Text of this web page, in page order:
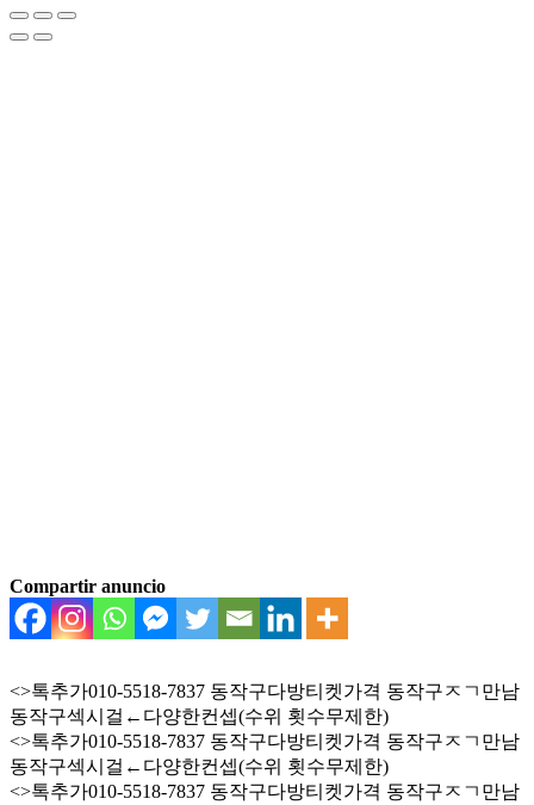
Compartir anuncio
<>톡추가010-5518-7837 동작구다방티켓가격 동작구ㅈㄱ만남
동작구섹시걸←다양한컨셉(수위 횟수무제한)
<>톡추가010-5518-7837 동작구다방티켓가격 동작구ㅈㄱ만남
동작구섹시걸←다양한컨셉(수위 횟수무제한)
<>톡추가010-5518-7837 동작구다방티켓가격 동작구ㅈㄱ만남